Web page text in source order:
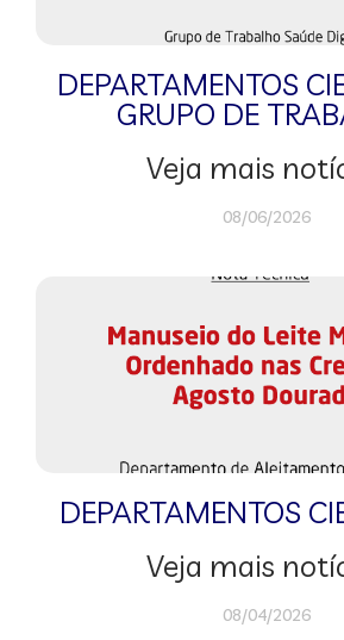
DEPARTAMENTOS
GRUPO DE
Veja mais
08/06/2026
DEPARTAMENTOS
Veja mais
08/04/2026